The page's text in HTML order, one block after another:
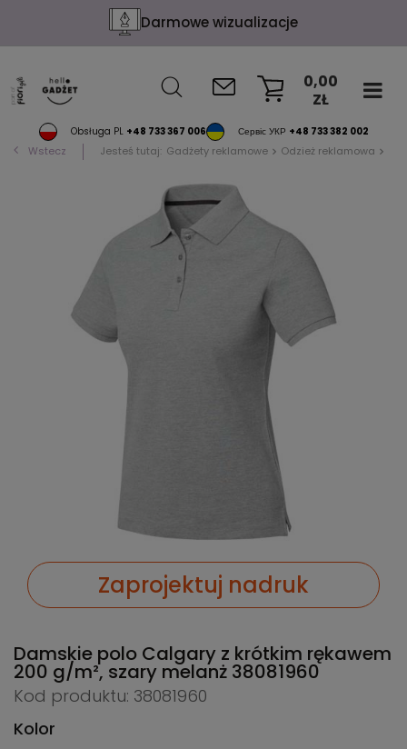
Darmowe wizualizacje
Obsługa PL +48 733 367 006 Сервіс УКР +48 733 382 002
0,00
ZŁ
Wstecz Jesteś tutaj: Gadżety reklamowe Odzież reklamowa
Zaprojektuj nadruk
Damskie polo Calgary z krótkim rękawem
200 g/m², szary melanż 38081960
Kod produktu: 38081960
Kolor